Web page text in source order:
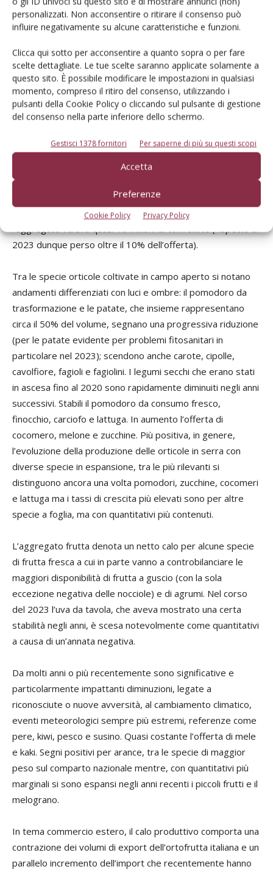
personalizzati. Non acconsentire o ritirare il consenso può
influire negativamente su alcune caratteristiche e funzioni.
Clicca qui sotto per acconsentire a quanto sopra o per fare
scelte dettagliate. Le tue scelte saranno applicate solamente a
questo sito. È possibile modificare le impostazioni in qualsiasi
momento, compreso il ritiro del consenso, utilizzando i
pulsanti della Cookie Policy o cliccando sul pulsante di gestione
del consenso nella parte inferiore dello schermo.
Gestisci 1378 fornitori Per saperne di più su questi scopi
Accetta
Preferenze
Cookie Policy Privacy Policy
diverse specie. Le superfici 2023 ammontano, nel
complesso delle ortofrutticole, a 1,21 milioni di ettari +1%
parte più consistente dell’offerta produttiva italiana è
rappresentata dalle specie vegetali, la cui produzione nel
biennio 2022-2023 è lievemente scesa a circa 14,1/14,5
milioni di tonnellate denotando nel complesso una certa
stabilità rispetto ad anni addietro, quando al massimo
la contrazione del volume disponibile delle specie frutticole
che, nel corso del 2023 ha toccato 8,5 milioni di tonnellate,
un quantitativo simile al deficitario 2021 e -8% sul 2022, un
livello naturalmente sotto media recente e in misura ancor
maggiore se paragonato a non troppe stagioni fa quando,
l’aggregato valeva quasi 10 milioni di tonnellate (rispetto al
2023 dunque perso oltre il 10% dell’offerta).
Tra le specie orticole coltivate in campo aperto si notano
andamenti differenziati con luci e ombre: il pomodoro da
trasformazione e le patate, che insieme rappresentano
circa il 50% del volume, segnano una progressiva riduzione
(per le patate evidente per problemi fitosanitari in
particolare nel 2023); scendono anche carote, cipolle,
cavolfiore, fagioli e fagiolini. I legumi secchi che erano stati
in ascesa fino al 2020 sono rapidamente diminuiti negli anni
successivi. Stabili il pomodoro da consumo fresco,
finocchio, carciofo e lattuga. In aumento l’offerta di
cocomero, melone e zucchine. Più positiva, in genere,
l’evoluzione della produzione delle orticole in serra con
diverse specie in espansione, tra le più rilevanti si
distinguono ancora una volta pomodori, zucchine, cocomeri
e lattuga ma i tassi di crescita più elevati sono per altre
specie a foglia, ma con quantitativi più contenuti.
L’aggregato frutta denota un netto calo per alcune specie
di frutta fresca a cui in parte vanno a controbilanciare le
maggiori disponibilità di frutta a guscio (con la sola
eccezione negativa delle nocciole) e di agrumi. Nel corso
del 2023 l’uva da tavola, che aveva mostrato una certa
stabilità negli anni, è scesa notevolmente come quantitativi
a causa di un’annata negativa.
Da molti anni o più recentemente sono significative e
particolarmente impattanti diminuzioni, legate a
riconosciute o nuove avversità, al cambiamento climatico,
eventi meteorologici sempre più estremi, referenze come
pere, kiwi, pesco e susino. Quasi costante l’offerta di mele
e kaki. Segni positivi per arance, tra le specie di maggior
peso sul comparto nazionale mentre, con quantitativi più
marginali si sono espansi negli anni recenti i piccoli frutti e il
melograno.
In tema commercio estero, il calo produttivo comporta una
contrazione dei volumi di export dell’ortofrutta italiana e un
parallelo incremento dell’import che recentemente hanno